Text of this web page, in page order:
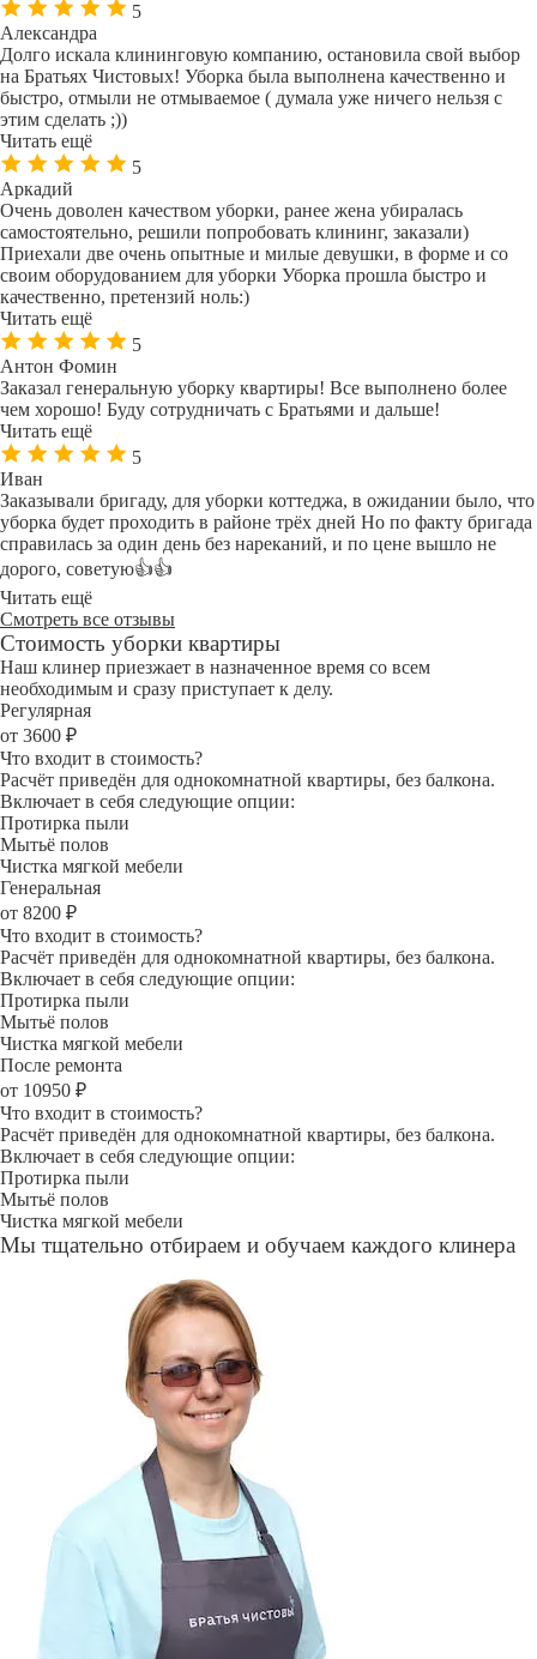
5
Александра
Долго искала клининговую компанию, остановила свой выбор
на Братьях Чистовых! Уборка была выполнена качественно и
быстро, отмыли не отмываемое ( думала уже ничего нельзя с
этим сделать ;))
Читать ещё
5
Аркадий
Очень доволен качеством уборки, ранее жена убиралась
самостоятельно, решили попробовать клининг, заказали)
Приехали две очень опытные и милые девушки, в форме и со
своим оборудованием для уборки Уборка прошла быстро и
качественно, претензий ноль:)
Читать ещё
5
Антон Фомин
Заказал генеральную уборку квартиры! Все выполнено более
чем хорошо! Буду сотрудничать с Братьями и дальше!
Читать ещё
5
Иван
Заказывали бригаду, для уборки коттеджа, в ожидании было, что
уборка будет проходить в районе трёх дней Но по факту бригада
справилась за один день без нареканий, и по цене вышло не
дорого, советую👍👍
Читать ещё
Смотреть все отзывы
Стоимость уборки квартиры
Наш клинер приезжает в назначенное время со всем
необходимым и сразу приступает к делу.
Регулярная
от 3600 ₽
Что входит в стоимость?
Расчёт приведён для однокомнатной квартиры, без балкона.
Включает в себя следующие опции:
Протирка пыли
Мытьё полов
Чистка мягкой мебели
Генеральная
от 8200 ₽
Что входит в стоимость?
Расчёт приведён для однокомнатной квартиры, без балкона.
Включает в себя следующие опции:
Протирка пыли
Мытьё полов
Чистка мягкой мебели
После ремонта
от 10950 ₽
Что входит в стоимость?
Расчёт приведён для однокомнатной квартиры, без балкона.
Включает в себя следующие опции:
Протирка пыли
Мытьё полов
Чистка мягкой мебели
Мы тщательно отбираем и обучаем каждого клинера